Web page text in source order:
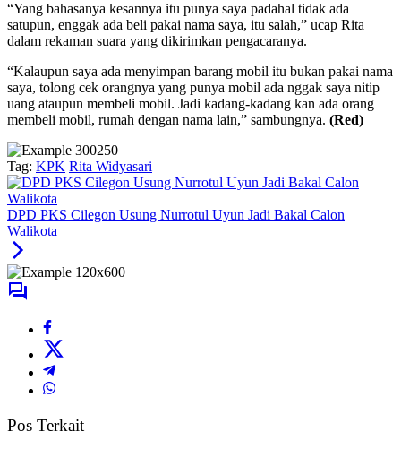
“Yang bahasanya kesannya itu punya saya padahal tidak ada
satupun, enggak ada beli pakai nama saya, itu salah,” ucap Rita
dalam rekaman suara yang dikirimkan pengacaranya.
“Kalaupun saya ada menyimpan barang mobil itu bukan pakai nama
saya, tolong cek orangnya yang punya mobil ada nggak saya nitip
uang ataupun membeli mobil. Jadi kadang-kadang kan ada orang
membeli mobil, rumah dengan nama lain,” sambungnya. (Red)
Tag: KPK Rita Widyasari
DPD PKS Cilegon Usung Nurrotul Uyun Jadi Bakal Calon
Walikota
Pos Terkait